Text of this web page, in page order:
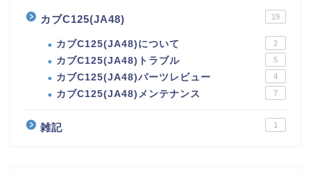
カブC125(JA48) 19
カブC125(JA48)について 2
カブC125(JA48)トラブル 5
カブC125(JA48)パーツレビュー 4
カブC125(JA48)メンテナンス 7
雑記 1